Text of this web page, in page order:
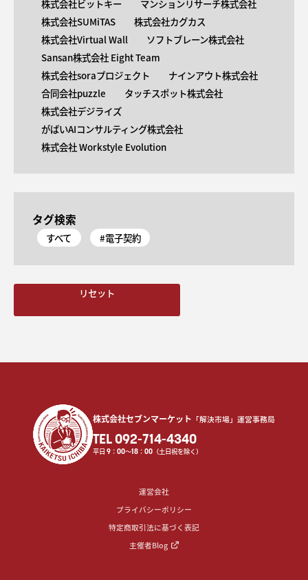
株式会社ビットキー
マンションリサーチ株式会社
株式会社SUMiTAS
株式会社カグカス
株式会社Virtual Wall
ソフトブレーン株式会社
Sansan株式会社 Eight Team
株式会社soraプロジェクト
ナインアウト株式会社
合同会社puzzle
タッチスポット株式会社
株式会社デジライズ
がばいAIコンサルティング株式会社
株式会社 Workstyle Evolution
タグ検索
すべて #電子契約
リセット
株式会社セブンマーケット 「解決市場」運営事務局
TEL 092-714-4340
平日9 ：00〜18 ：00 （土日祝を除く）
運営会社
プライバシーポリシー
特定商取引法に基づく表記
主催者Blog